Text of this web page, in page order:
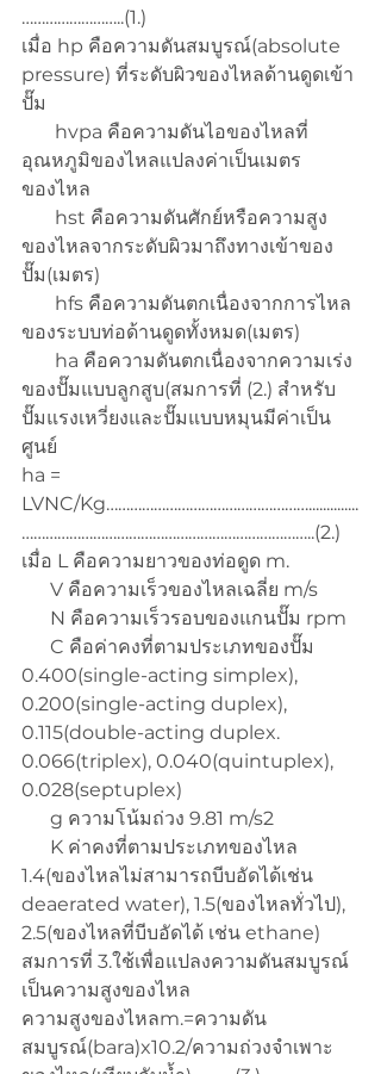
……………………..(1.)
เมื่อ hp คือความดันสมบูรณ์(absolute
pressure) ที่ระดับผิวของไหลด้านดูดเข้า
ปั๊ม
hvpa คือความดันไอของไหลที่
อุณหภูมิของไหลแปลงค่าเป็นเมตร
ของไหล
hst คือความดันศักย์หรือความสูง
ของไหลจากระดับผิวมาถึงทางเข้าของ
ปั๊ม(เมตร)
hfs คือความดันตกเนื่องจากการไหล
ของระบบท่อด้านดูดทั้งหมด(เมตร)
ha คือความดันตกเนื่องจากความเร่ง
ของปั๊มแบบลูกสูบ(สมการที่ (2.) สำหรับ
ปั๊มแรงเหวี่ยงและปั๊มแบบหมุนมีค่าเป็น
ศูนย์
ha =
LVNC/Kg……………………………………………..............
………………………………………………………………..(2.)
เมื่อ L คือความยาวของท่อดูด m.
V คือความเร็วของไหลเฉลี่ย m/s
N คือความเร็วรอบของแกนปั๊ม rpm
C คือค่าคงที่ตามประเภทของปั๊ม
0.400(single-acting simplex),
0.200(single-acting duplex),
0.115(double-acting duplex.
0.066(triplex), 0.040(quintuplex),
0.028(septuplex)
g ความโน้มถ่วง 9.81 m/s2
K ค่าคงที่ตามประเภทของไหล
1.4(ของไหลไม่สามารถบีบอัดได้เช่น
deaerated water), 1.5(ของไหลทั่วไป),
2.5(ของไหลที่บีบอัดได้ เช่น ethane)
สมการที่ 3.ใช้เพื่อแปลงความดันสมบูรณ์
เป็นความสูงของไหล
ความสูงของไหลm.=ความดัน
สมบูรณ์(bara)x10.2/ความถ่วงจำเพาะ